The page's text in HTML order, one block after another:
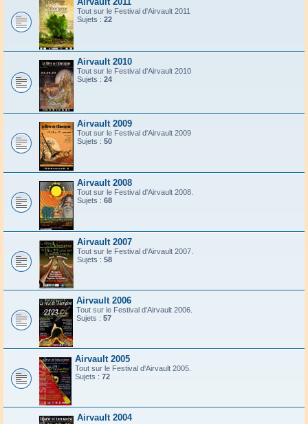
Tout sur le Festival d'Airvault 2011
Sujets : 22
Airvault 2010
Tout sur le Festival d'Airvault 2010
Sujets : 24
Airvault 2009
Tout sur le Festival d'Airvault 2009
Sujets : 50
Airvault 2008
Tout sur le Festival d'Airvault 2008.
Sujets : 68
Airvault 2007
Tout sur le Festival d'Airvault 2007.
Sujets : 58
Airvault 2006
Tout sur le Festival d'Airvault 2006.
Sujets : 57
Airvault 2005
Tout sur le Festival d'Airvault 2005.
Sujets : 72
Airvault 2004